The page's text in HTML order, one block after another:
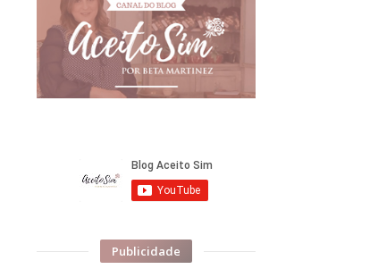
Publicidade